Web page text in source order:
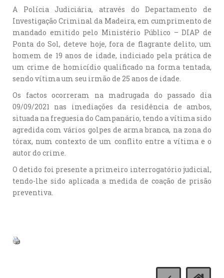
A Polícia Judiciária, através do Departamento de
Investigação Criminal da Madeira, em cumprimento de
mandado emitido pelo Ministério Público – DIAP de
Ponta do Sol, deteve hoje, fora de flagrante delito, um
homem de 19 anos de idade, indiciado pela prática de
um crime de homicídio qualificado na forma tentada,
sendo vítima um seu irmão de 25 anos de idade.
Os factos ocorreram na madrugada do passado dia
09/09/2021 nas imediações da residência de ambos,
situada na freguesia do Campanário, tendo a vítima sido
agredida com vários golpes de arma branca, na zona do
tórax, num contexto de um conflito entre a vítima e o
autor do crime.
O detido foi presente a primeiro interrogatório judicial,
tendo-lhe sido aplicada a medida de coação de prisão
preventiva.